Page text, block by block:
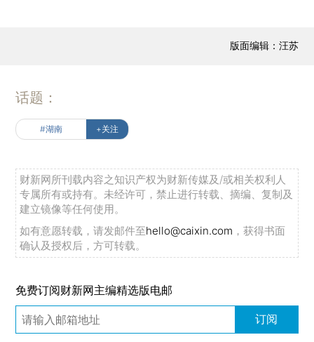
版面编辑：汪苏
话题：
#湖南 +关注
财新网所刊载内容之知识产权为财新传媒及/或相关权利人
专属所有或持有。未经许可，禁止进行转载、摘编、复制及
建立镜像等任何使用。
如有意愿转载，请发邮件至hello@caixin.com ，获得书面
确认及授权后，方可转载。
免费订阅财新网主编精选版电邮
订阅